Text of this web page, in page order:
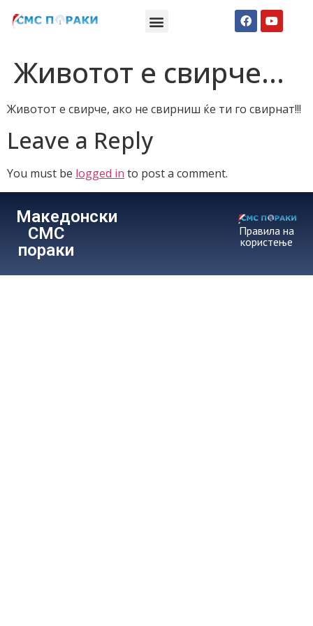
Животот е свирче…
Животот е свирче, ако не свирниш ќе ти го свирнат!!!
Leave a Reply
You must be logged in to post a comment.
Македонски
СМС
пораки
Правила на
користење